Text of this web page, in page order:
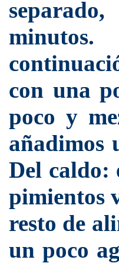
minutos.
con una
poco y
añadimos
Del caldo:
pimientos
resto de
un poco